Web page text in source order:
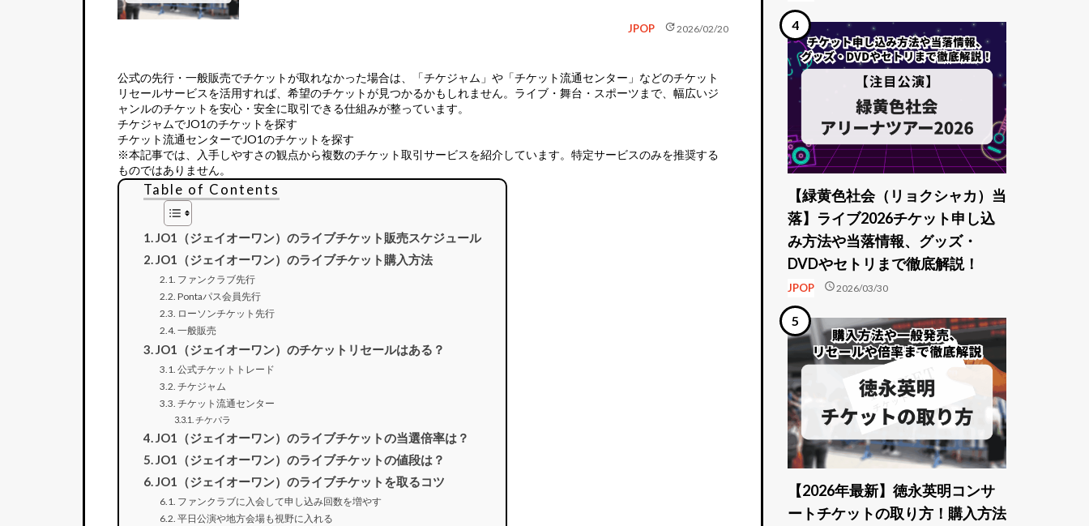
JPOP update2026/02/20
公式の先行・一般販売でチケットが取れなかった場合は、
「チケジャム」や「チケット流通センター」などのチケット
リセールサービスを活用すれば、希望のチケットが見つかるかもしれません。ライブ・舞台・スポーツまで、幅広いジ
ャンルのチケットを安心・安全に取引できる仕組みが整っています。
チケジャムでJO1のチケットを探す
チケット流通センターでJO1のチケットを探す
※本記事では、入手しやすさの観点から複数のチケット取引サービスを紹介しています。特定サービスのみを推奨する
ものではありません。
Table of Contents
JO1（ジェイオーワン）のライブチケット販売スケジュール
JO1（ジェイオーワン）のライブチケット購入方法
ファンクラブ先行
Pontaパス会員先行
ローソンチケット先行
一般販売
JO1（ジェイオーワン）のチケットリセールはある？
公式チケットトレード
チケジャム
チケット流通センター
チケパラ
JO1（ジェイオーワン）のライブチケットの当選倍率は？
JO1（ジェイオーワン）のライブチケットの値段は？
JO1（ジェイオーワン）のライブチケットを取るコツ
ファンクラブに入会して申し込み回数を増やす
平日公演や地方会場も視野に入れる
【緑黄色社会（リョクシャカ）当
落】ライブ2026チケット申し込
み方法や当落情報、グッズ・
DVDやセトリまで徹底解説！
JPOP schedule2026/03/30
【2026年最新】徳永英明コンサ
ートチケットの取り方！購入方法